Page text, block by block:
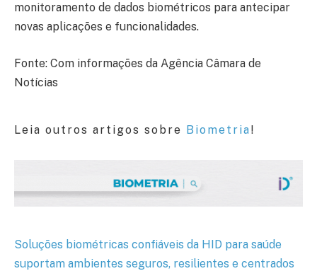
monitoramento de dados biométricos para antecipar
novas aplicações e funcionalidades.
Fonte: Com informações da Agência Câmara de
Notícias
Leia outros artigos sobre Biometria!
Soluções biométricas confiáveis da HID para saúde
suportam ambientes seguros, resilientes e centrados